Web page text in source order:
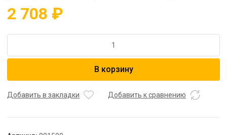
2 708 ₽
Хомут
на
В корзину
Добавить в закладки Добавить к сравнению